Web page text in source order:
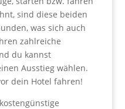
sind diese beiden
was sich auch
zahlreiche
du kannst
Ausstieg wählen.
dein Hotel fahren!